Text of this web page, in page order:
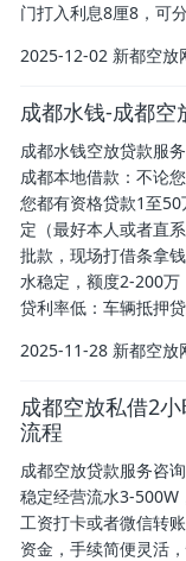
门打入利息8厘8，可
2025-12-02 新都空放
成都水钱-成都空
成都水钱空放贷款服
成都本地借款：不论
您都有资格贷款1至
定（最好本人或者直
批款，现场打借条拿
水稳定，额度2-200
贷利率低：车辆抵押
2025-11-28 新都空放
成都空放私借2
流程
成都空放贷款服务咨
稳定经营流水3-500W
工资打卡或者微信转
资金，手续简便灵活